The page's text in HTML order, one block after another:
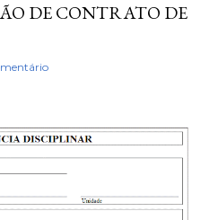
DE CONTRATO DE